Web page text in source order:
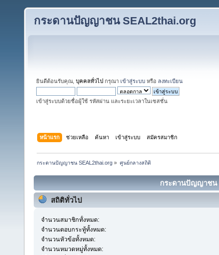
กระดานปัญญาชน SEAL2thai.org
ยินดีต้อนรับคุณ, บุคคลทั่วไป กรุณา เข้าสู่ระบบ หรือ ลงทะเบียน
เข้าสู่ระบบด้วยชื่อผู้ใช้ รหัสผ่าน และระยะเวลาในเซสชั่น
หน้าแรก ช่วยเหลือ ค้นหา เข้าสู่ระบบ สมัครสมาชิก
กระดานปัญญาชน SEAL2thai.org » ศูนย์กลางสถิติ
กระดานปัญญาชน
สถิติทั่วไป
จำนวนสมาชิกทั้งหมด:
จำนวนตอบกระทู้ทั้งหมด:
จำนวนหัวข้อทั้งหมด:
จำนวนหมวดหมู่ทั้งหมด: